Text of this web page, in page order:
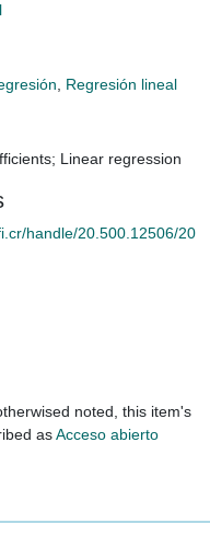
Regresión lineal
; Linear regression
handle/20.500.12506/20
noted, this item's
asAcceso abierto